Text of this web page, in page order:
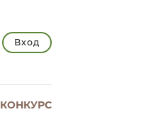
Вход
КОНКУРС